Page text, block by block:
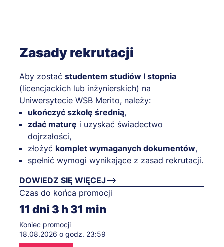
Zasady rekrutacji
Aby zostać studentem studiów I stopnia
(licencjackich lub inżynierskich) na
Uniwersytecie WSB Merito, należy:
ukończyć szkołę średnią,
zdać maturę i uzyskać świadectwo
dojrzałości,
złożyć komplet wymaganych dokumentów,
spełnić wymogi wynikające z zasad rekrutacji.
DOWIEDZ SIĘ WIĘCEJ
Czas do końca promocji
11 dni3 h31 min
Koniec promocji
18.08.2026 o godz. 23:59